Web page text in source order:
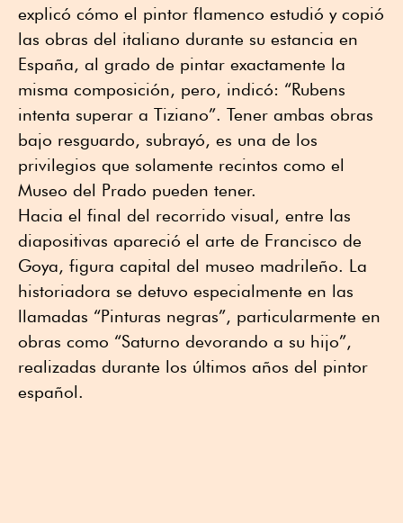
explicó cómo el pintor flamenco estudió y copió
las obras del italiano durante su estancia en
España, al grado de pintar exactamente la
misma composición, pero, indicó: “Rubens
intenta superar a Tiziano”. Tener ambas obras
bajo resguardo, subrayó, es una de los
privilegios que solamente recintos como el
Museo del Prado pueden tener.
Hacia el final del recorrido visual, entre las
diapositivas apareció el arte de Francisco de
Goya, figura capital del museo madrileño. La
historiadora se detuvo especialmente en las
llamadas “Pinturas negras”, particularmente en
obras como “Saturno devorando a su hijo”,
realizadas durante los últimos años del pintor
español.